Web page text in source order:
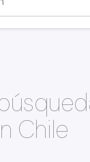
Chile